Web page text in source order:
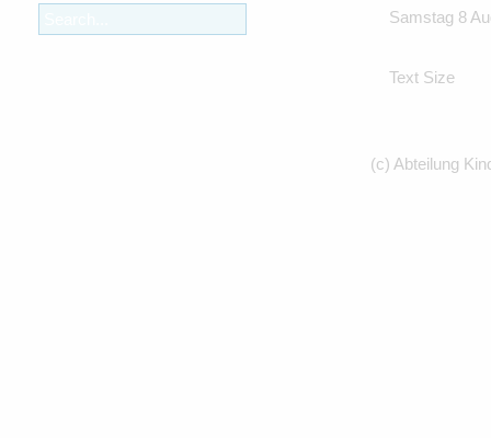
Samstag 8
Text Size
(c) Abteilung